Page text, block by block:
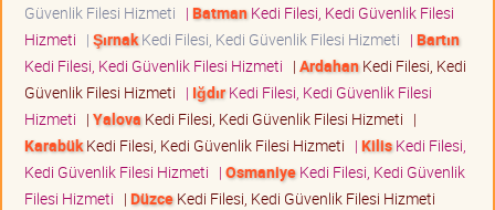
Güvenlik Filesi Hizmeti | BatmanKedi Filesi, Kedi Güvenlik Filesi
Hizmeti | ŞırnakKedi Filesi, Kedi Güvenlik Filesi Hizmeti | Bartın
Kedi Filesi, Kedi Güvenlik Filesi Hizmeti | ArdahanKedi Filesi, Kedi
Güvenlik Filesi Hizmeti | IğdırKedi Filesi, Kedi Güvenlik Filesi
Hizmeti | Yalova Kedi Filesi, Kedi Güvenlik Filesi Hizmeti |
KarabükKedi Filesi, Kedi Güvenlik Filesi Hizmeti | KilisKedi Filesi,
Kedi Güvenlik Filesi Hizmeti | OsmaniyeKedi Filesi, Kedi Güvenlik
Filesi Hizmeti | DüzceKedi Filesi, Kedi Güvenlik Filesi Hizmeti